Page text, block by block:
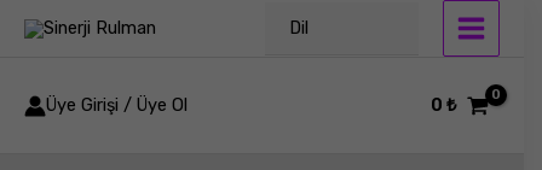
atla
Dil
Üye Girişi / Üye Ol 0₺